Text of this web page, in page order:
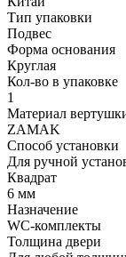
Тип упаковки
Подвес
Форма основания
Круглая
Кол-во в упаковке
1
Материал
ZAMAK
Способ установки
Для ручной
Квадрат
6 мм
Назначение
WC-комплекты
Толщина двери